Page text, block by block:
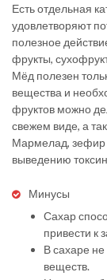
Есть отдельная
удовлетворяют
полезное
фрукты,
Мёд полезен
вещества и
фруктов можно
свежем виде, а
Мармелад, зефир
выведению
Минусы
Сахар
привести к
В сахаре
веществ.